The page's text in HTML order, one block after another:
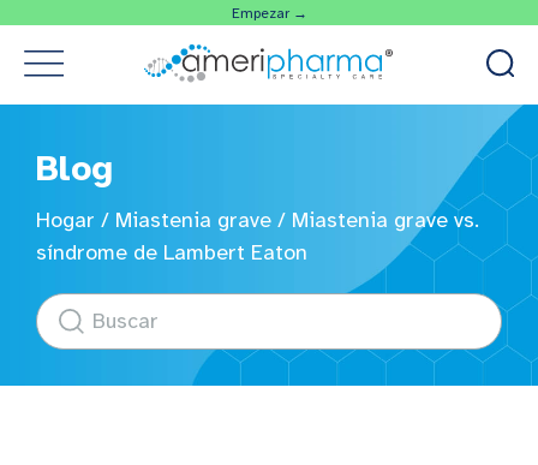
Empezar →
Blog
Hogar / Miastenia grave / Miastenia grave vs.
síndrome de Lambert Eaton